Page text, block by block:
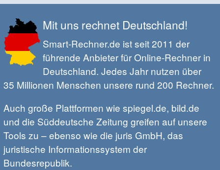
Mit uns rechnet Deutschland!
Smart-Rechner.de ist seit 2011 der
führende Anbieter für Online-Rechner in
Deutschland. Jedes Jahr nutzen über
35 Millionen Menschen unsere rund 200 Rechner.
Auch große Plattformen wie spiegel.de, bild.de
und die Süddeutsche Zeitung greifen auf unsere
Tools zu – ebenso wie die juris GmbH, das
juristische Informationssystem der
Bundesrepublik.